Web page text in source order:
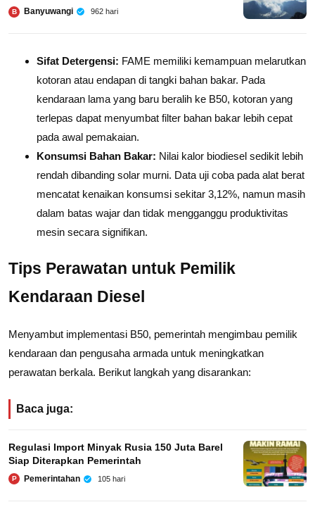
B Banyuwangi 962 hari
Sifat Detergensi: FAME memiliki kemampuan melarutkan
kotoran atau endapan di tangki bahan bakar. Pada
kendaraan lama yang baru beralih ke B50, kotoran yang
terlepas dapat menyumbat filter bahan bakar lebih cepat
pada awal pemakaian.
Konsumsi Bahan Bakar: Nilai kalor biodiesel sedikit lebih
rendah dibanding solar murni. Data uji coba pada alat berat
mencatat kenaikan konsumsi sekitar 3,12%, namun masih
dalam batas wajar dan tidak mengganggu produktivitas
mesin secara signifikan.
Tips Perawatan untuk Pemilik
Kendaraan Diesel
Menyambut implementasi B50, pemerintah mengimbau pemilik
kendaraan dan pengusaha armada untuk meningkatkan
perawatan berkala. Berikut langkah yang disarankan:
Baca juga:
Regulasi Import Minyak Rusia 150 Juta Barel
Siap Diterapkan Pemerintah
P Pemerintahan 105 hari